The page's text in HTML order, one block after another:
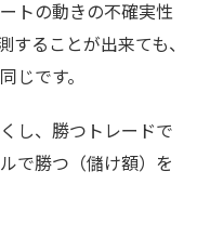
トの動きの不確実性
することが出来ても、
じです。
し、勝つトレードで
で勝つ（儲け額）を